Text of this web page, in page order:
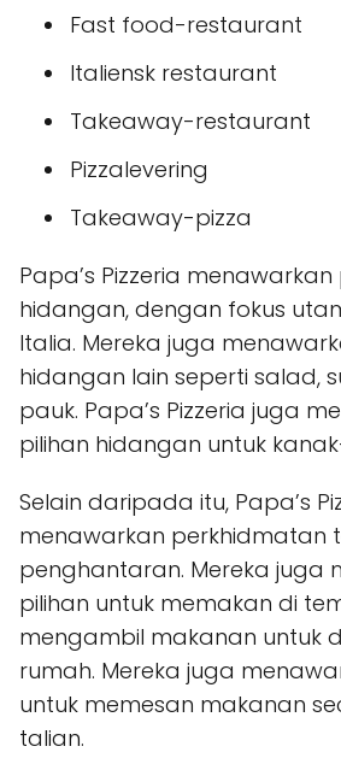
Fast food-restaurant
Italiensk restaurant
Takeaway-restaurant
Pizzalevering
Takeaway-pizza
Papa’s Pizzeria
hidangan, dengan fokus
Italia. Mereka juga
hidangan lain seperti salad,
pauk. Papa’s Pizzeria juga
pilihan hidangan untuk
Selain daripada itu, Papa’s
menawarkan perkhidmatan
penghantaran. Mereka juga
pilihan untuk memakan di
mengambil makanan untuk
rumah. Mereka juga
untuk memesan makanan
talian.